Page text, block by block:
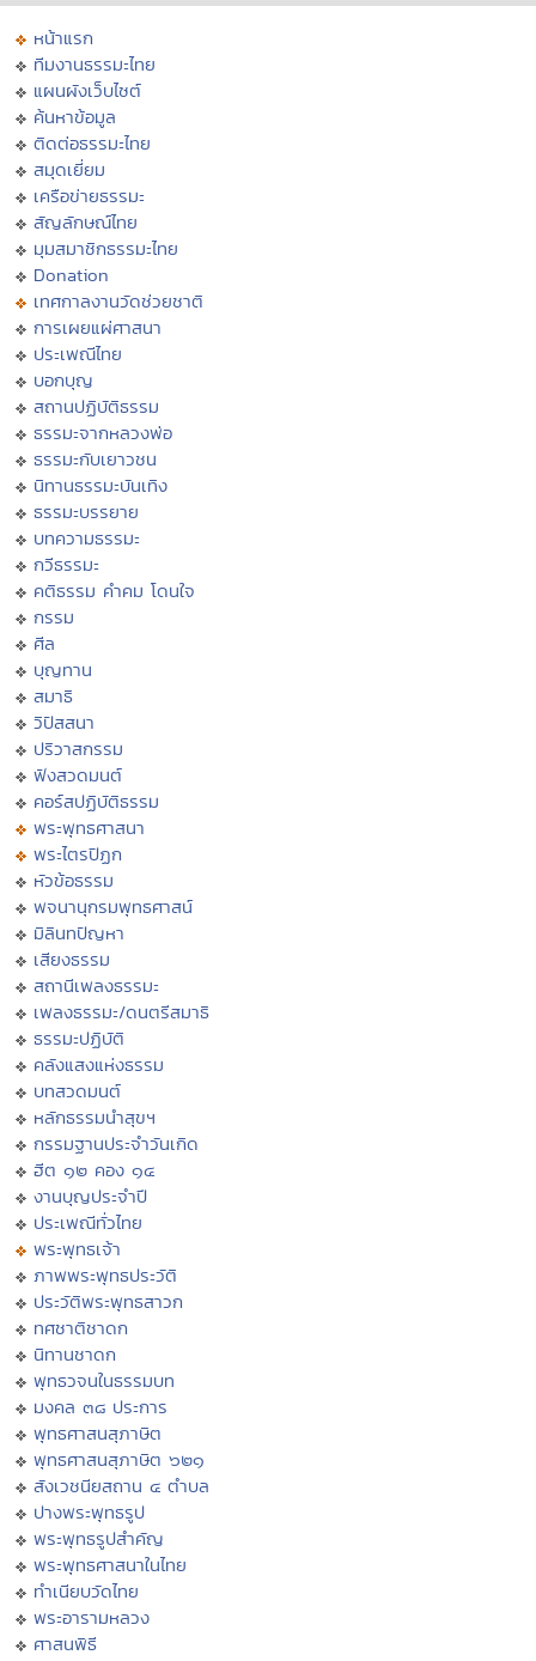
หน้าแรก
ทีมงานธรรมะไทย
แผนผังเว็บไซต์
ค้นหาข้อมูล
ติดต่อธรรมะไทย
สมุดเยี่ยม
เครือข่ายธรรมะ
สัญลักษณ์ไทย
มุมสมาชิกธรรมะไทย
Donation
เทศกาลงานวัดช่วยชาติ
การเผยแผ่ศาสนา
ประเพณีไทย
บอกบุญ
สถานปฏิบัติธรรม
ธรรมะจากหลวงพ่อ
ธรรมะกับเยาวชน
นิทานธรรมะบันเทิง
ธรรมะบรรยาย
บทความธรรมะ
กวีธรรมะ
คติธรรม คำคม โดนใจ
กรรม
ศีล
บุญทาน
สมาธิ
วิปัสสนา
ปริวาสกรรม
ฟังสวดมนต์
คอร์สปฏิบัติธรรม
พระพุทธศาสนา
พระไตรปิฏก
หัวข้อธรรม
พจนานุกรมพุทธศาสน์
มิลินทปัญหา
เสียงธรรม
สถานีเพลงธรรมะ
เพลงธรรมะ/ดนตรีสมาธิ
ธรรมะปฏิบัติ
คลังแสงแห่งธรรม
บทสวดมนต์
หลักธรรมนำสุขฯ
กรรมฐานประจำวันเกิด
ฮีต ๑๒ คอง ๑๔
งานบุญประจำปี
ประเพณีทั่วไทย
พระพุทธเจ้า
ภาพพระพุทธประวัติ
ประวัติพระพุทธสาวก
ทศชาติชาดก
นิทานชาดก
พุทธวจนในธรรมบท
มงคล ๓๘ ประการ
พุทธศาสนสุภาษิต
พุทธศาสนสุภาษิต ๖๒๑
สังเวชนียสถาน ๔ ตำบล
ปางพระพุทธรูป
พระพุทธรูปสำคัญ
พระพุทธศาสนาในไทย
ทำเนียบวัดไทย
พระอารามหลวง
ศาสนพิธี